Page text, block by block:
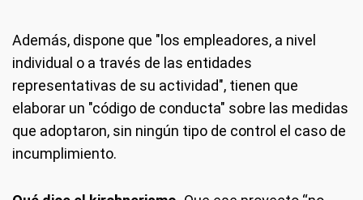
Además, dispone que "los empleadores, a nivel
individual o a través de las entidades
representativas de su actividad", tienen que
elaborar un "código de conducta" sobre las medidas
que adoptaron, sin ningún tipo de control el caso de
incumplimiento.